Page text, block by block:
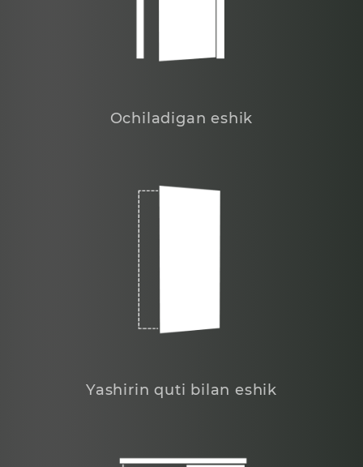
Ochiladigan eshik
Yashirin quti bilan eshik